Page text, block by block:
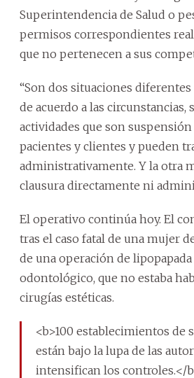
Superintendencia de Salud o
permisos correspondientes
que no pertenecen a sus
“Son dos situaciones diferentes
de acuerdo a las circunstancias,
actividades que son
pacientes y clientes y pueden
administrativamente. Y la otra
clausura directamente ni
El operativo continúa hoy. El
tras el caso fatal de una mujer
de una operación de
odontológico, que no estaba
cirugías estéticas.
<b>100 establecimientos de
están bajo la lupa de las
intensifican los controles.</